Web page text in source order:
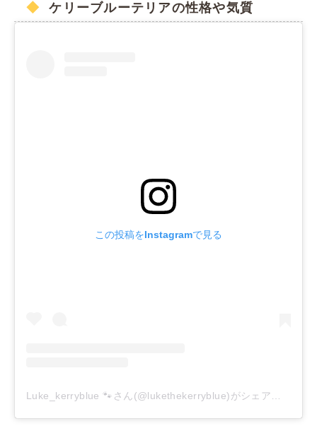
ケリーブルーテリアの性格や気質
この投稿をInstagramで見る
Luke_kerryblue 🐾さん(@lukethekerryblue)がシェアした投稿